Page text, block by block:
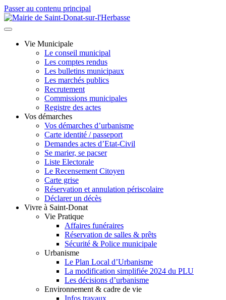
Passer au contenu principal
Vie Municipale
Le conseil municipal
Les comptes rendus
Les bulletins municipaux
Les marchés publics
Recrutement
Commissions municipales
Registre des actes
Vos démarches
Vos démarches d’urbanisme
Carte identité / passeport
Demandes actes d’Etat-Civil
Se marier, se pacser
Liste Electorale
Le Recensement Citoyen
Carte grise
Réservation et annulation périscolaire
Déclarer un décès
Vivre à Saint-Donat
Vie Pratique
Affaires funéraires
Réservation de salles & prêts
Sécurité & Police municipale
Urbanisme
Le Plan Local d’Urbanisme
La modification simplifiée 2024 du PLU
Les décisions d’urbanisme
Environnement & cadre de vie
Infos travaux